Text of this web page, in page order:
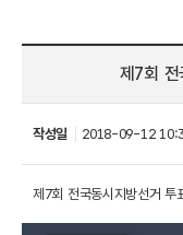
제7회 전
작성일 2018-09-12
제7회 전국동시지방선거 투